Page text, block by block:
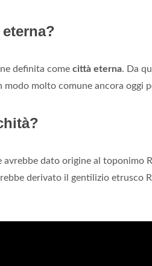
definita come città eterna. Da
molto comune ancora oggi
dato origine al toponimo
derivato il gentilizio etrusco